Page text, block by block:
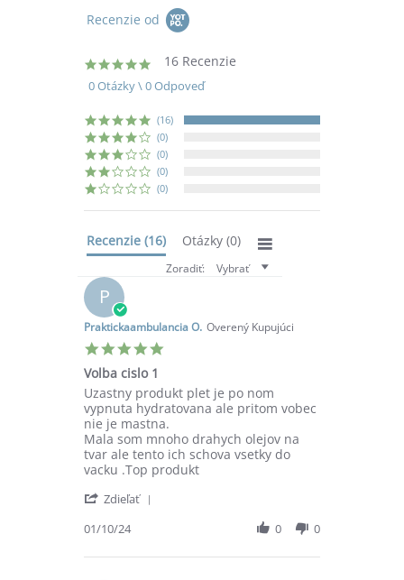
Recenzie od
5.0
star
rating
16 Recenzie
0 Otázky \ 0 Odpoveď
(16)
(0)
(0)
(0)
(0)
Recenzie (16) Otázky (0)
Zoradiť: Vybrať
P
Praktickaambulancia O. Overený Kupujúci
5.0
Volba cislo 1
Review
by
Praktickaambulancia
O.
on
1
2024
review
stating
Volba
cislo
1
Uzastny produkt plet je po nom
vypnuta hydratovana ale pritom vobec
nie je mastna.
Mala som mnoho drahych olejov na
tvar ale tento ich schova vsetky do
vacku .Top produkt
Zdieľať
Praktickaambulancia
01/10/24 0 0